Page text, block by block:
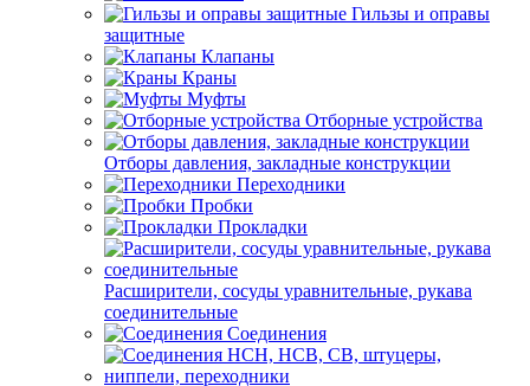
Гильзы и оправы
защитные
Клапаны
Краны
Муфты
Отборные устройства
Отборы давления, закладные конструкции
Переходники
Пробки
Прокладки
Расширители, сосуды уравнительные, рукава
соединительные
Соединения